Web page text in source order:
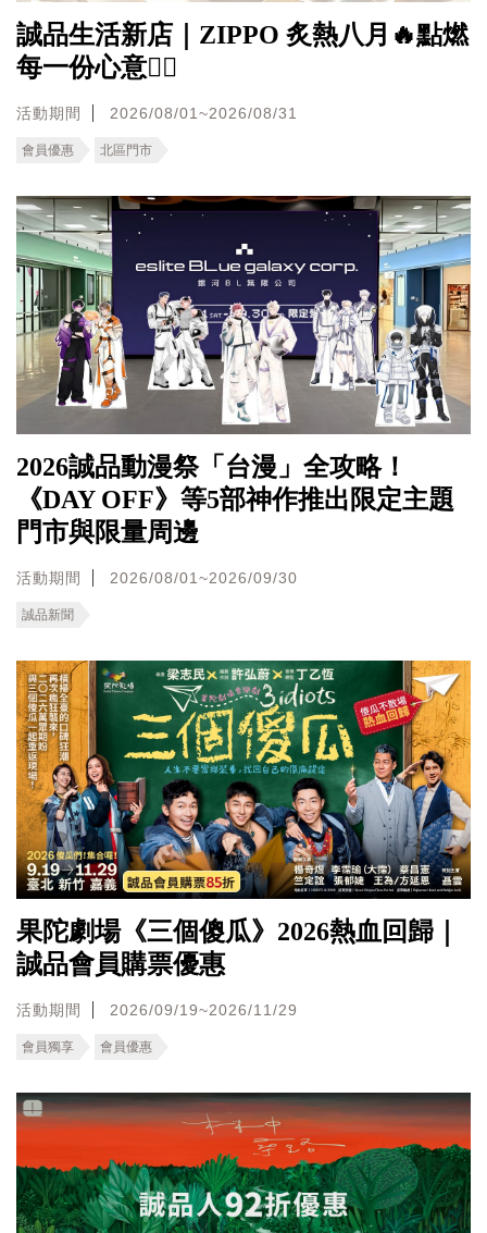
誠品生活新店｜ZIPPO 炙熱八月🔥點燃
每一份心意❤️‍🔥
活動期間 2026/08/01~2026/08/31
會員優惠 北區門市
2026誠品動漫祭「台漫」全攻略！
《DAY OFF》等5部神作推出限定主題
門市與限量周邊
活動期間 2026/08/01~2026/09/30
誠品新聞
果陀劇場《三個傻瓜》2026熱血回歸｜
誠品會員購票優惠
活動期間 2026/09/19~2026/11/29
會員獨享 會員優惠